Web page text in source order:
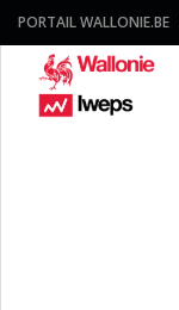
PORTAIL WALLONIE.BE